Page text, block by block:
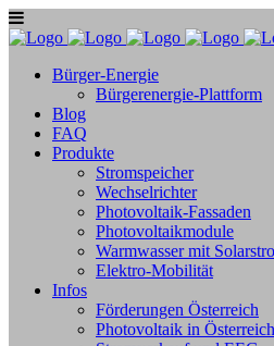
Bürger-Energie
Bürgerenergie-Plattform
Blog
FAQ
Produkte
Stromspeicher
Wechselrichter
Photovoltaik-Fassaden
Photovoltaikmodule
Warmwasser mit
Elektro-Mobilität
Infos
Förderungen Österreich
Photovoltaik in Österreich